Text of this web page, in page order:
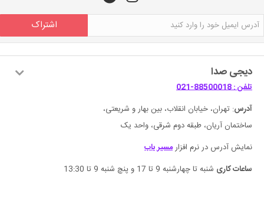
اشتراک
دیجی صدا
تلفن : 88500018-021
آدرس: تهران، خیابان انقلاب، بین بهار و شریعتی،
ساختمان آریان، طبقه دوم شرقی، واحد یک
نمایش آدرس در نرم افزارمسیر یاب
ساعات کاری شنبه تا چهارشنبه 9 تا 17 و پنچ شنبه 9 تا 13:30